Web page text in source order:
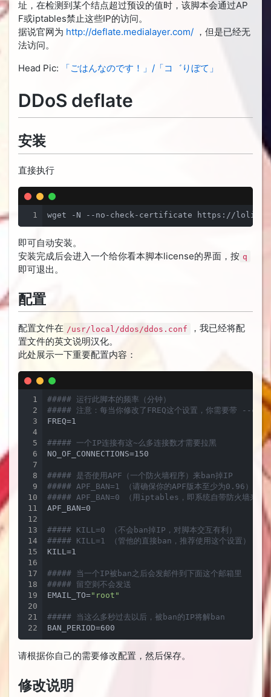
址，在检测到某个结点超过预设的值时，该脚本会通过AP
F或iptables禁止这些IP的访问。
据说官网为 http://deflate.medialayer.com/ ，但是已经无
法访问。
Head Pic:
「ごはんなのです！」/「コ゛りぼて」
DDoS deflate
安装
直接执行
1 wget -N --no-check-certificate https://
即可自动安装。
安装完成后会进入一个给你看本脚本license的界面，按 q
即可退出。
配置
配置文件在 /usr/local/ddos/ddos.conf
，我已经将配
置文件的英文说明汉化。
此处展示一下重要配置内容：
1
2
3
4
5
6
7
8
9
10
11
12
13
14
15
16
17
18
19
20
21
22
##### 运行此脚本的频率（分钟）
##### 注意：每当你修改了FREQ这个设置，你需要带 --
FREQ=1
##### 一个IP连接有这~么多连接数才需要拉黑
NO_OF_CONNECTIONS=150
##### 是否使用APF（一个防火墙程序）来ban掉IP
##### APF_BAN=1 （请确保你的APF版本至少为0.96）
##### APF_BAN=0 （用iptables，即系统自带防火墙来
APF_BAN=0
##### KILL=0 （不会ban掉IP，对脚本交互有利）
##### KILL=1 （管他的直接ban，推荐使用这个设置）
KILL=1
##### 当一个IP被ban之后会发邮件到下面这个邮箱里
##### 留空则不会发送
EMAIL_TO="root"
##### 当这么多秒过去以后，被ban的IP将解ban
BAN_PERIOD=600
请根据你自己的需要修改配置，然后保存。
修改说明